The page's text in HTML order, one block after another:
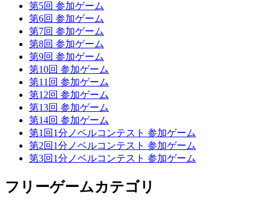
第5回 参加ゲーム
第6回 参加ゲーム
第7回 参加ゲーム
第8回 参加ゲーム
第9回 参加ゲーム
第10回 参加ゲーム
第11回 参加ゲーム
第12回 参加ゲーム
第13回 参加ゲーム
第14回 参加ゲーム
第1回1分ノベルコンテスト 参加ゲーム
第2回1分ノベルコンテスト 参加ゲーム
第3回1分ノベルコンテスト 参加ゲーム
フリーゲームカテゴリ